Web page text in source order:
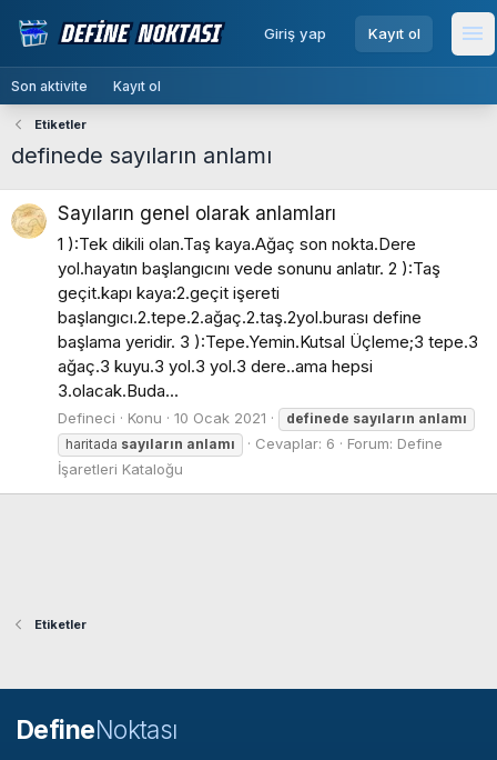
Giriş yap Kayıt ol menu
Son aktivite Kayıt ol
Etiketler
definede sayıların anlamı
Sayıların genel olarak anlamları
1 ):Tek dikili olan.Taş kaya.Ağaç son nokta.Dere
yol.hayatın başlangıcını vede sonunu anlatır. 2 ):Taş
geçit.kapı kaya:2.geçit işereti
başlangıcı.2.tepe.2.ağaç.2.taş.2yol.burası define
başlama yeridir. 3 ):Tepe.Yemin.Kutsal Üçleme;3 tepe.3
ağaç.3 kuyu.3 yol.3 yol.3 dere..ama hepsi
3.olacak.Buda...
Defineci Konu 10 Ocak 2021 definede sayıların anlamı
haritada sayıların anlamı Cevaplar: 6 Forum: Define
İşaretleri Kataloğu
Etiketler
DefineNoktası